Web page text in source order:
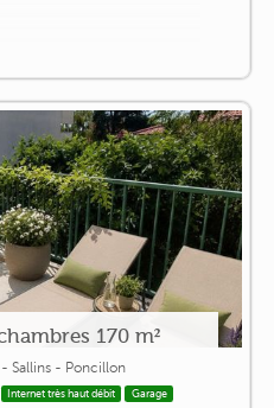
170 m²
Sallins - Poncillon
Internet très haut débit Garage